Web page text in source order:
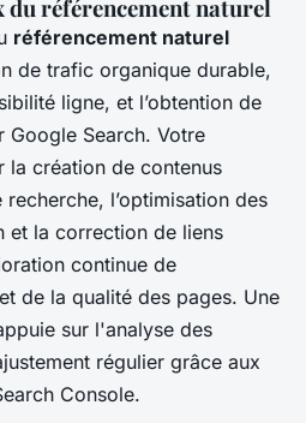
référencement naturel
référencement naturel
de trafic organique durable,
ligne, et l’obtention de
Google Search. Votre
la création de contenus
recherche, l’optimisation des
et la correction de liens
continue de
de la qualité des pages. Une
sur l'analyse des
régulier grâce aux
Console.